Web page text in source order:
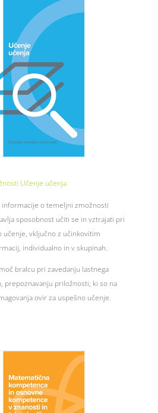
Učenje učenja
informacije o temeljni zmožnosti
sposobnost učiti se in vztrajati pri
učenje, vključno z učinkovitim
individualno in v skupinah.
bralcu pri zavedanju lastnega
prepoznavanju priložnosti, ki so na
ovir za uspešno učenje.